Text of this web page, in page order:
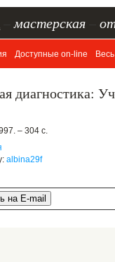
мастерская
Доступные on-line
диагностика:
– 304 с.
albina29f